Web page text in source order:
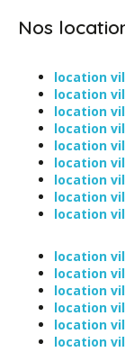
Nos
location
location
location
location
location
location
location
location
location
location
location
location
location
location
location